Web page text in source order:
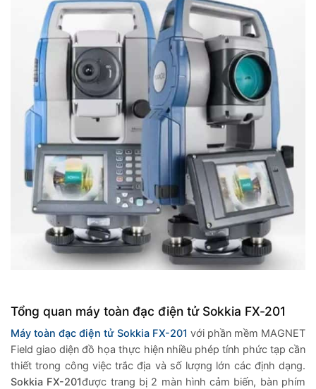
Tổng quan máy toàn đạc điện tử Sokkia FX-201
Máy toàn đạc điện tử Sokkia FX-201 với phần mềm MAGNET
Field giao diện đồ họa thực hiện nhiều phép tính phức tạp cần
thiết trong công việc trắc địa và số lượng lớn các định dạng.
Sokkia FX-201được trang bị 2 màn hình cảm biến, bàn phím